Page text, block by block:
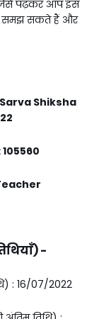
जिसे पढ़कर आप इस
समझ सकते हैं और
Shiksha
-
: 16/07/2022